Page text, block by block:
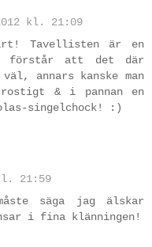
kl. 21:09
Tavellisten är en
förstår att det där
annars kanske man
& i pannan en
singelchock! :)
21:59
säga jag älskar
i fina klänningen!